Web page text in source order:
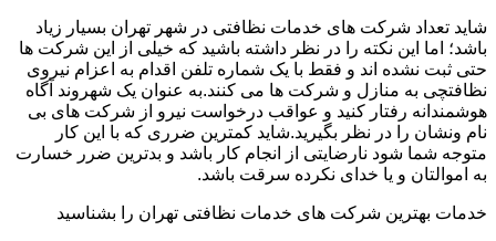
شاید تعداد شرکت های خدمات نظافتی در شهر تهران بسیار زیاد
باشد؛ اما این نکته را در نظر داشته باشید که خیلی از این شرکت ها
حتی ثبت نشده اند و فقط با یک شماره تلفن اقدام به اعزام نیروی
نظافتچی به منازل و شرکت ها می کنند.به عنوان یک شهروند آگاه
هوشمندانه رفتار کنید و عواقب درخواست نیرو از شرکت های بی
نام ونشان را در نظر بگیرید.شاید کمترین ضرری که با این کار
متوجه شما شود نارضایتی از انجام کار باشد و بدترین ضرر خسارت
به اموالتان و یا خدای نکرده سرقت باشد.
خدمات بهترین شرکت های خدمات نظافتی تهران را بشناسید